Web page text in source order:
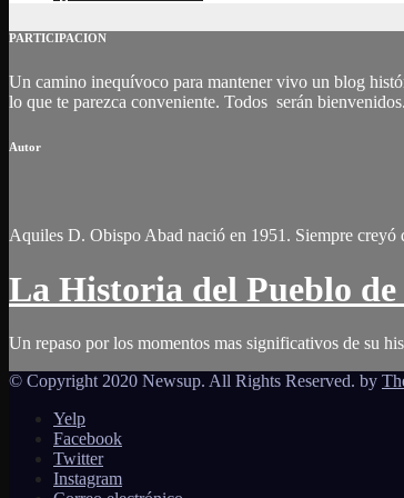
PARTICIPACION
Un camino inequívoco para mantener vivo un blog
lo que te parezca conveniente. Todos serán bienvenidos.
Autor
Aquiles D. Obispo Abad nació en 1951. Siempre
La Historia del Pueblo
Un repaso por los momentos mas significativos de su
© Copyright 2020 Newsup. All Rights Reserved. by
Yelp
Facebook
Twitter
Instagram